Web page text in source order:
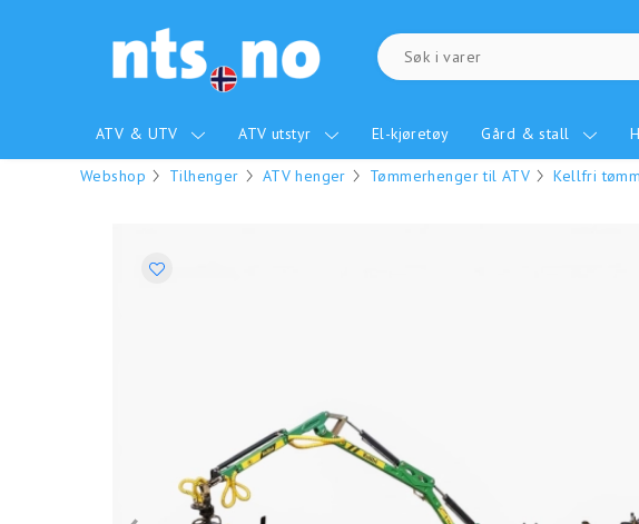
ATV & UTV ATV utstyr El-kjøretøy Gård & stall
Webshop Tilhenger ATV henger Tømmerhenger til ATV Kellfri